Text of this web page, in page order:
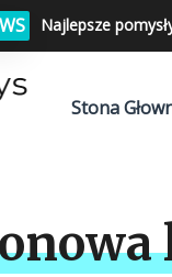
Najlepsze
Stona